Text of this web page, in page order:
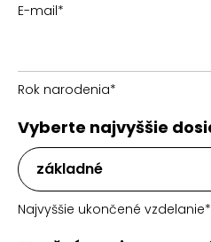
E-mail*
Rok narodenia*
Vyberte najvyššie
Najvyššie ukončené vzdelanie*
základné